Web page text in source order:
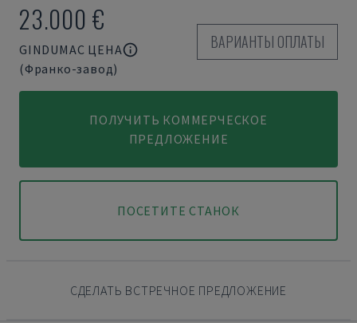
23.000 €
GINDUMAC ЦЕНА
(Франко-завод)
ВАРИАНТЫ ОПЛАТЫ
ПОЛУЧИТЬ КОММЕРЧЕСКОЕ
ПРЕДЛОЖЕНИЕ
ПОСЕТИТЕ СТАНОК
СДЕЛАТЬ ВСТРЕЧНОЕ ПРЕДЛОЖЕНИЕ